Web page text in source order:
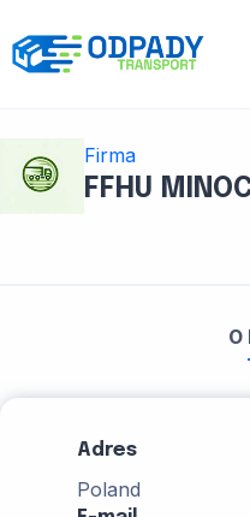
do
treści
Firma
FFHU
O
Adres
Poland